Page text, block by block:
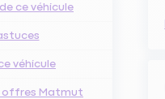
ce véhicule
véhicule
offres Matmut